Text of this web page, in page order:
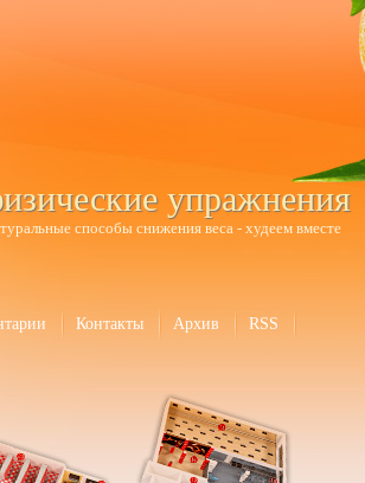
упражнения
способы снижения веса - худеем вместе
Контакты Архив RSS